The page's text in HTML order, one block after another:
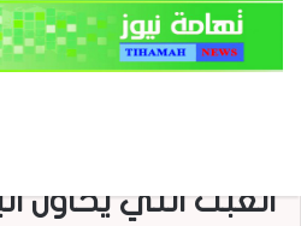
العبث التي يحاول